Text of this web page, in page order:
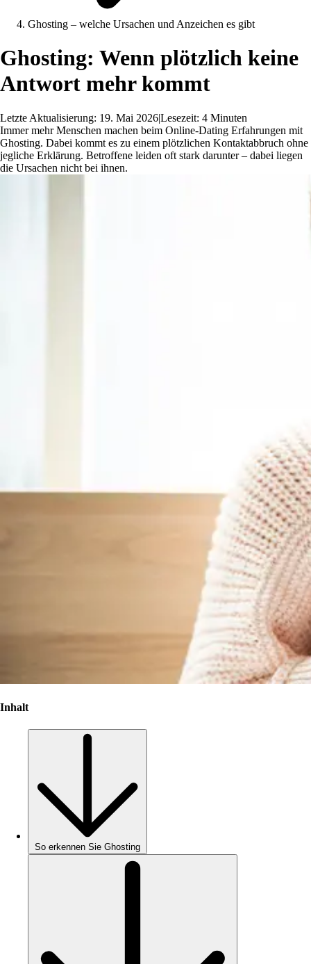
Ghosting – welche Ursachen und Anzeichen es gibt
Ghosting: Wenn plötzlich keine
Antwort mehr kommt
Letzte Aktualisierung: 19. Mai 2026|Lesezeit: 4 Minuten
Immer mehr Menschen machen beim Online-Dating Erfahrungen mit
Ghosting. Dabei kommt es zu einem plötzlichen Kontaktabbruch ohne
jegliche Erklärung. Betroffene leiden oft stark darunter – dabei liegen
die Ursachen nicht bei ihnen.
Inhalt
So erkennen Sie Ghosting